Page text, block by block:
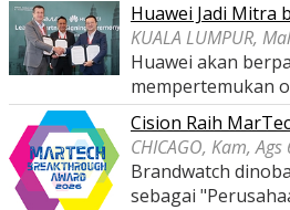
Huawei Jadi Mitra
KUALA LUMPUR,
Huawei akan
mempertemukan
Cision Raih
CHICAGO, Kam,
Brandwatch
sebagai